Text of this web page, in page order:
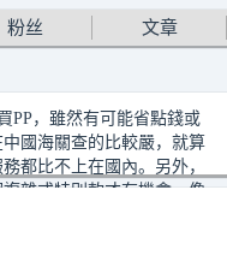
粉丝 文章
PP，雖然有可能省點錢或
國海關查的比較嚴，就算
都比不上在國內。另外，
雜或特別款才有機會，像